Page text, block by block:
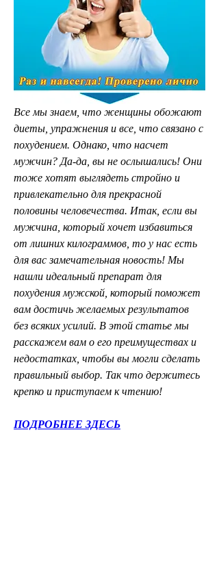
Все мы знаем, что женщины обожают
диеты, упражнения и все, что связано с
похудением. Однако, что насчет
мужчин? Да-да, вы не ослышались! Они
тоже хотят выглядеть стройно и
привлекательно для прекрасной
половины человечества. Итак, если вы
мужчина, который хочет избавиться
от лишних килограммов, то у нас есть
для вас замечательная новость! Мы
нашли идеальный препарат для
похудения мужской, который поможет
вам достичь желаемых результатов
без всяких усилий. В этой статье мы
расскажем вам о его преимуществах и
недостатках, чтобы вы могли сделать
правильный выбор. Так что держитесь
крепко и приступаем к чтению!
ПОДРОБНЕЕ ЗДЕСЬ